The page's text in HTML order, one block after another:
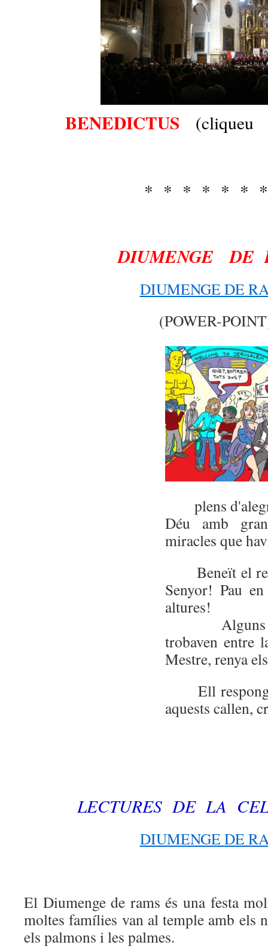
BENEDICTUS (cliqueu
* * * * * *
DIUMENGE DE
DIUMENGE DE
(POWER-
plens
Déu amb
miracles que
Beneït el
Senyor! Pau
altures!
Alguns
trobaven entre
Mestre, renya
Ell
aquests callen,
LECTURES DE LA
DIUMENGE DE
El Diumenge de rams és una festa
moltes famílies van al temple amb els
els palmons i les palmes.